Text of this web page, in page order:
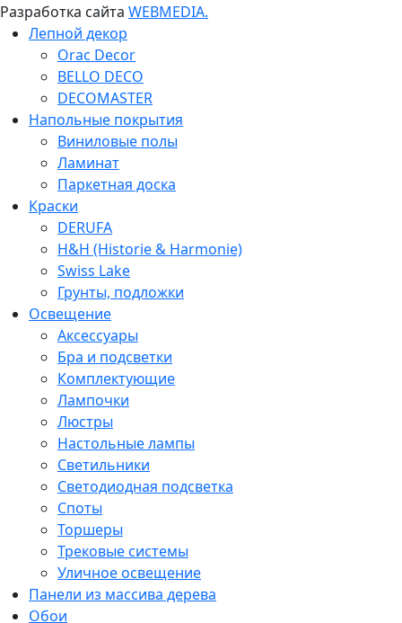
Разработка сайта WEBMEDIA.
Лепной декор
Orac Decor
BELLO DECO
DECOMASTER
Напольные покрытия
Виниловые полы
Ламинат
Паркетная доска
Краски
DERUFA
H&H (Historie & Harmonie)
Swiss Lake
Грунты, подложки
Освещение
Аксессуары
Бра и подсветки
Комплектующие
Лампочки
Люстры
Настольные лампы
Светильники
Светодиодная подсветка
Споты
Торшеры
Трековые системы
Уличное освещение
Панели из массива дерева
Обои